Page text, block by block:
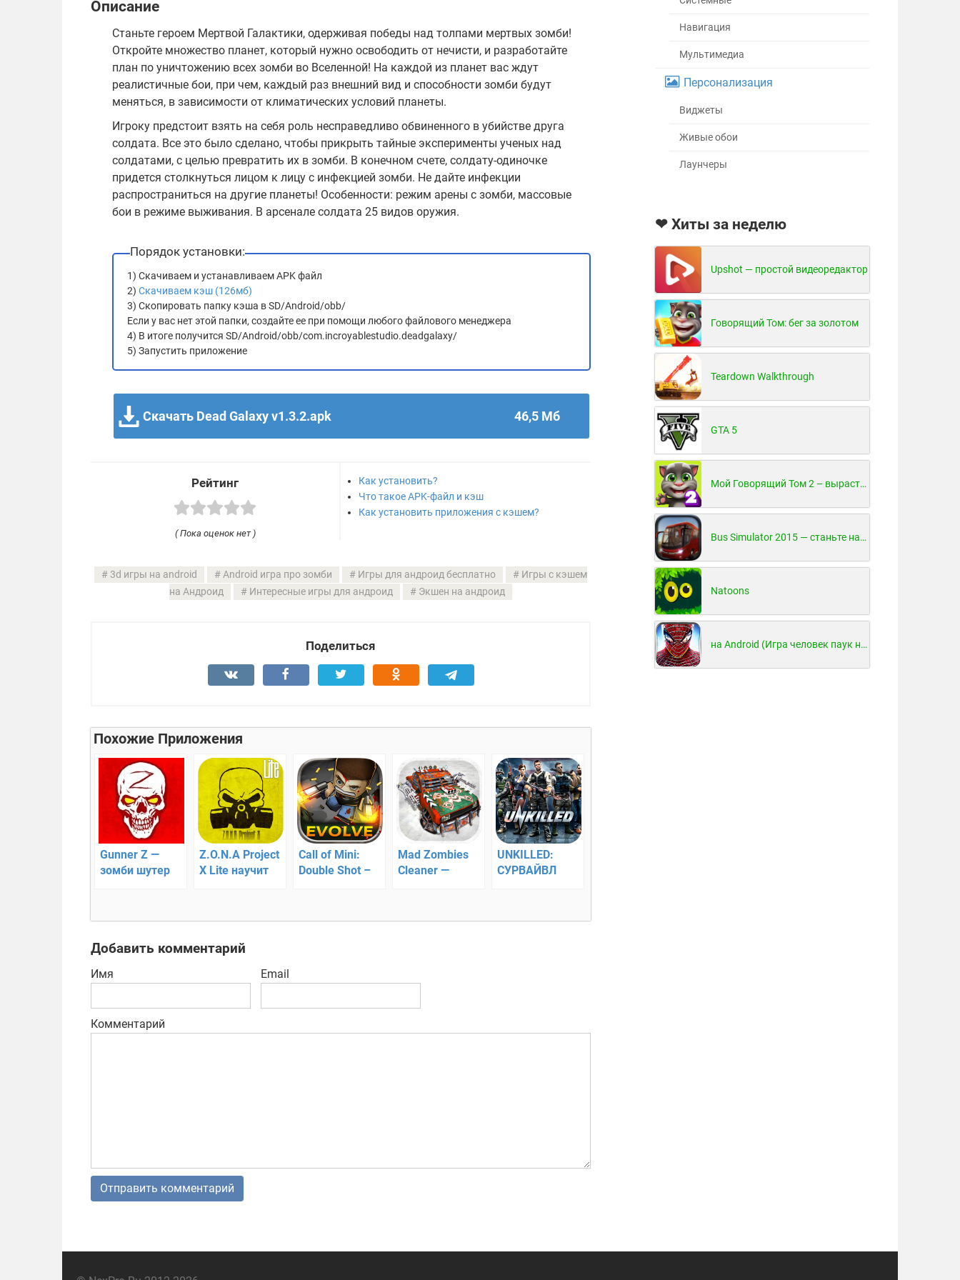
Описание
Станьте героем Мертвой Галактики, одерживая победы над толпами мертвых зомби!
Откройте множество планет, который нужно освободить от нечисти, и разработайте
план по уничтожению всех зомби во Вселенной! На каждой из планет вас ждут
реалистичные бои, при чем, каждый раз внешний вид и способности зомби будут
меняться, в зависимости от климатических условий планеты.
Игроку предстоит взять на себя роль несправедливо обвиненного в убийстве друга
солдата. Все это было сделано, чтобы прикрыть тайные эксперименты ученых над
солдатами, с целью превратить их в зомби. В конечном счете, солдату-одиночке
придется столкнуться лицом к лицу с инфекцией зомби. Не дайте инфекции
распространиться на другие планеты! Особенности: режим арены с зомби, массовые
бои в режиме выживания. В арсенале солдата 25 видов оружия.
Порядок установки:
1) Скачиваем и устанавливаем APK файл
2) Скачиваем кэш (126мб)
3) Скопировать папку кэша в SD/Android/obb/
Если у вас нет этой папки, создайте ее при помощи любого файлового менеджера
4) В итоге получится SD/Android/obb/com.incroyablestudio.deadgalaxy/
5) Запустить приложение
Скачать Dead Galaxy v1.3.2.apk 46,5 Мб
Рейтинг
( Пока оценок нет )
Как установить?
Что такое APK-файл и кэш
Как установить приложения с кэшем?
3d игры на android Android игра про зомби Игры для андроид бесплатно
Игры с кэшем
на Андроид
Интересные игры для андроид Экшен на андроид
Поделиться
Похожие Приложения
Gunner Z —
зомби шутер
Z.O.N.A Project
X Lite научит
условиях
Call of Mini:
Double Shot –
выстрел
Mad Zombies
Cleaner —
UNKILLED:
СУРВАЙВЛ
эпидемию
Добавить комментарий
Имя Email
Комментарий
Навигация
Мультимедиа
Персонализация
Виджеты
Живые обои
Лаунчеры
❤ Хиты за неделю
Upshot — простой видеоредактор
Говорящий Том: бег за золотом
Teardown Walkthrough
GTA 5
Мой Говорящий Том 2 – вырасти и воспитай своего котенка
Bus Simulator 2015 — станьте настоящим водителем автобуса!
Natoons
на Android (Игра человек паук на Android)